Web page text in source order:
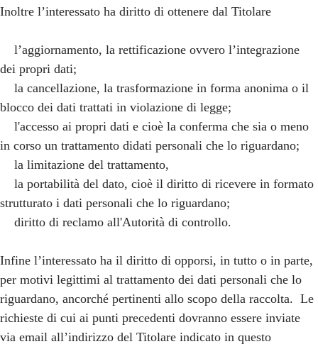
Inoltre l’interessato ha diritto di ottenere dal Titolare
l’aggiornamento, la rettificazione ovvero l’integrazione
dei propri dati;
la cancellazione, la trasformazione in forma anonima o il
blocco dei dati trattati in violazione di legge;
l'accesso ai propri dati e cioè la conferma che sia o meno
in corso un trattamento didati personali che lo riguardano;
la limitazione del trattamento,
la portabilità del dato, cioè il diritto di ricevere in formato
strutturato i dati personali che lo riguardano;
diritto di reclamo all'Autorità di controllo.
Infine l’interessato ha il diritto di opporsi, in tutto o in parte,
per motivi legittimi al trattamento dei dati personali che lo
riguardano, ancorché pertinenti allo scopo della raccolta. Le
richieste di cui ai punti precedenti dovranno essere inviate
via email all’indirizzo del Titolare indicato in questo